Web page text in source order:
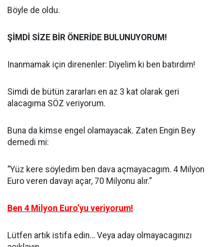
Böyle de oldu.
ŞİMDİ SİZE BİR ÖNERİDE BULUNUYORUM!
Inanmamak için direnenler: Diyelim ki ben batırdım!
Simdi de bütün zararları en az 3 kat olarak geri
alacagıma SÖZ veriyorum.
Buna da kimse engel olamayacak. Zaten Engin Bey
demedi mi:
“Yüz kere söyledim ben dava açmayacagım. 4 Milyon
Euro veren davayı açar, 70 Milyonu alır.”
Ben 4 Milyon Euro’yu veriyorum!
Lütfen artık istifa edin… Veya aday olmayacagınızı